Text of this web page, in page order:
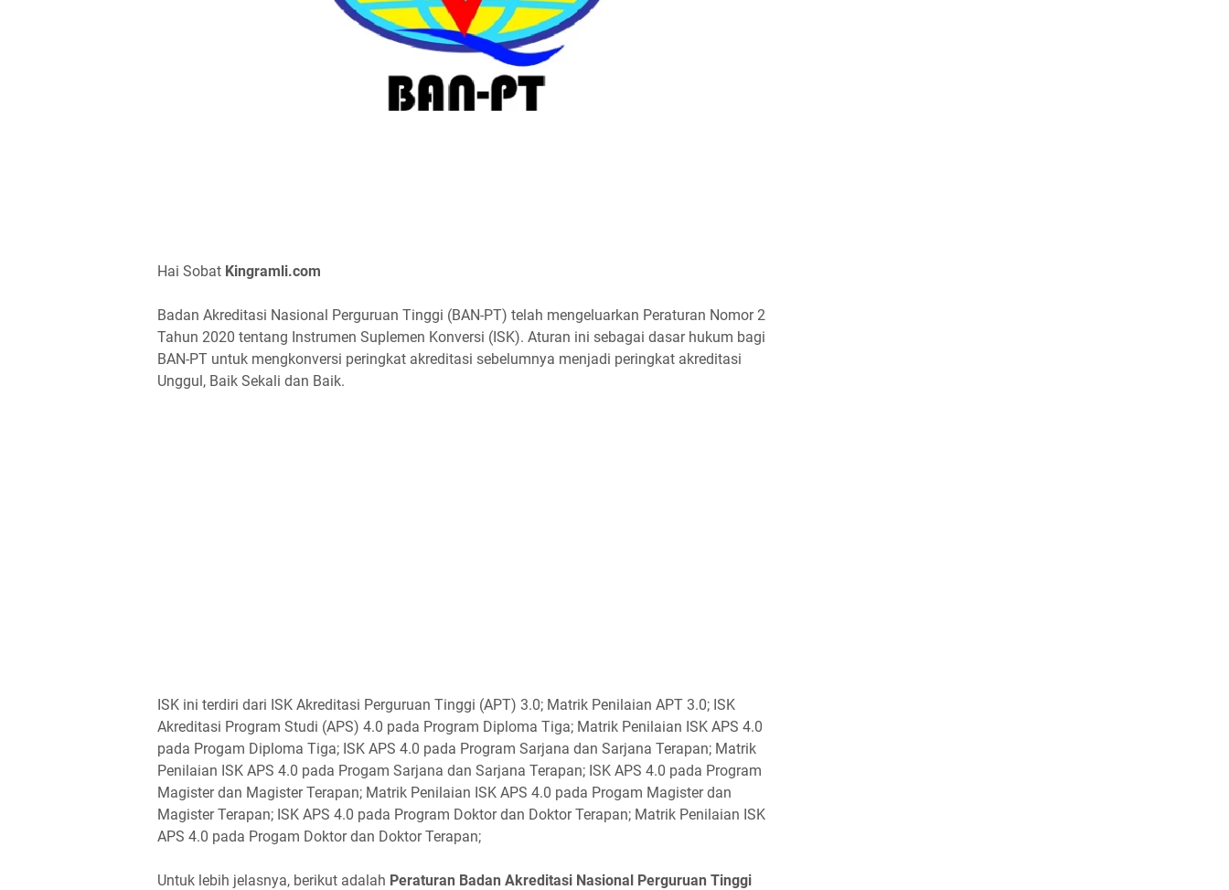
Hai Sobat Kingramli.com
Badan Akreditasi Nasional Perguruan Tinggi (BAN-PT) telah mengeluarkan Peraturan Nomor 2
Tahun 2020 tentang Instrumen Suplemen Konversi (ISK). Aturan ini sebagai dasar hukum bagi
BAN-PT untuk mengkonversi peringkat akreditasi sebelumnya menjadi peringkat akreditasi
Unggul, Baik Sekali dan Baik.
ISK ini terdiri dari ISK Akreditasi Perguruan Tinggi (APT) 3.0; Matrik Penilaian APT 3.0; ISK
Akreditasi Program Studi (APS) 4.0 pada Program Diploma Tiga; Matrik Penilaian ISK APS 4.0
pada Progam Diploma Tiga; ISK APS 4.0 pada Program Sarjana dan Sarjana Terapan; Matrik
Penilaian ISK APS 4.0 pada Progam Sarjana dan Sarjana Terapan; ISK APS 4.0 pada Program
Magister dan Magister Terapan; Matrik Penilaian ISK APS 4.0 pada Progam Magister dan
Magister Terapan; ISK APS 4.0 pada Program Doktor dan Doktor Terapan; Matrik Penilaian ISK
APS 4.0 pada Progam Doktor dan Doktor Terapan;
Untuk lebih jelasnya, berikut adalah Peraturan Badan Akreditasi Nasional Perguruan Tinggi